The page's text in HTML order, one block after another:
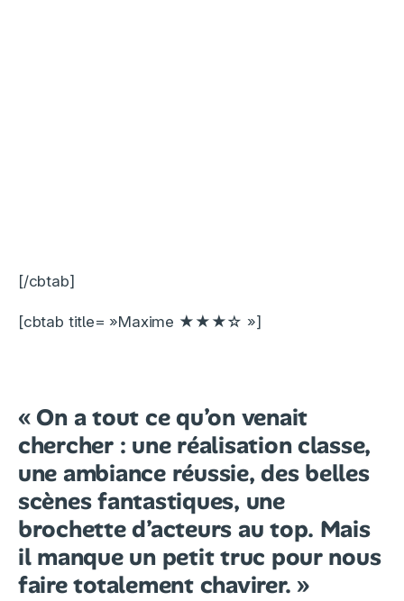
[/cbtab]
[cbtab title= »Maxime ★★★☆ »]
« On a tout ce qu’on venait
chercher : une réalisation classe,
une ambiance réussie, des belles
scènes fantastiques, une
brochette d’acteurs au top. Mais
il manque un petit truc pour nous
faire totalement chavirer. »